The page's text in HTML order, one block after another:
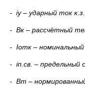
- iу – ударный ток
- Вк – рассчётный
- Iотк –
- iп.св. – предельный
- Вт –